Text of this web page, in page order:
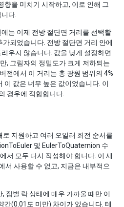
향을 미치기 시작하고, 이로 인해 그
다.
는 이제 전방 절단면 거리를 선택할
되었습니다. 전방 절단면 거리 안에
우지 않습니다. 값을 낮게 설정하면
, 그림자의 정밀도가 크게 저하되는
전에서 이 거리는 총 광원 범위의 4%
이 값은 너무 높은 값이었습니다. 이
경우에 적합합니다.
지원하고 여러 오일러 회전 순서를
및 EulerToQuaternion 수
서 모두 다시 작성해야 합니다. 이 새
서 사용할 수 없고, 지금은 내부적으
짐벌 락 상태에 매우 가까울 때만 이
간(0.01도 미만) 차이가 있습니다. 테